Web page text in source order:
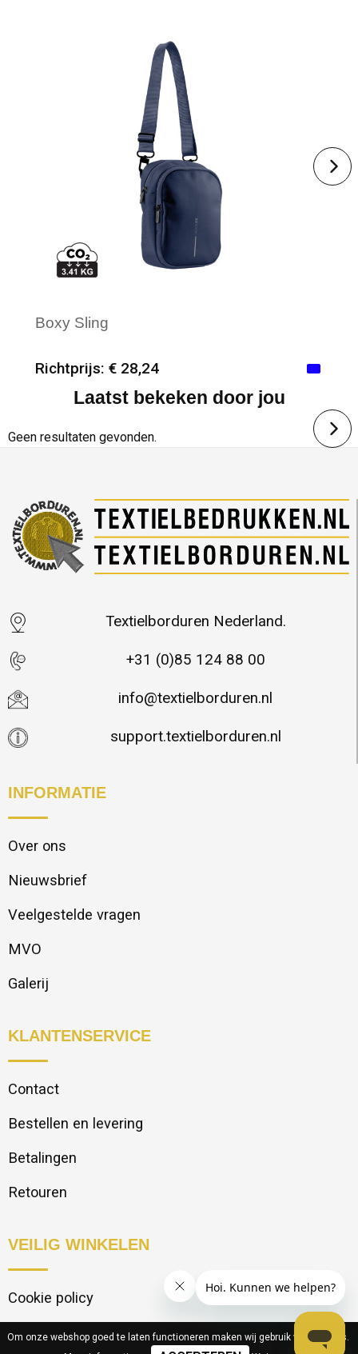
Boxy Sling
Richtprijs: € 28,24
Minimale afname: 6
Laatst bekeken door jou
Geen resultaten gevonden.
Textielborduren Nederland.
+31 (0)85 124 88 00
info@textielborduren.nl
support.textielborduren.nl
INFORMATIE
Over ons
Nieuwsbrief
Veelgestelde vragen
MVO
Galerij
KLANTENSERVICE
Contact
Bestellen en levering
Betalingen
Retouren
VEILIG WINKELEN
Cookie policy
Privacy statement
Om onze webshop goed te laten functioneren maken wij gebruik van cookies.